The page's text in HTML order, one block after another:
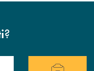
?
Cassa Rurale.
assistenza immediata?
Hai bisogno di